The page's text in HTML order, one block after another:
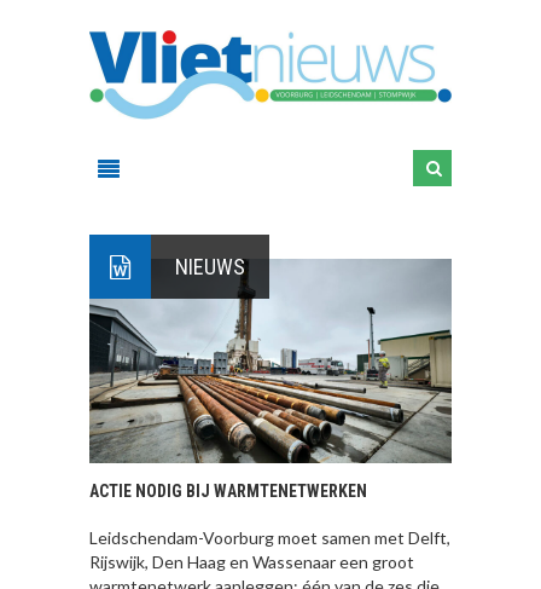
NIEUWS
ACTIE NODIG BIJ WARMTENETWERKEN
Leidschendam-Voorburg moet samen met Delft,
Rijswijk, Den Haag en Wassenaar een groot